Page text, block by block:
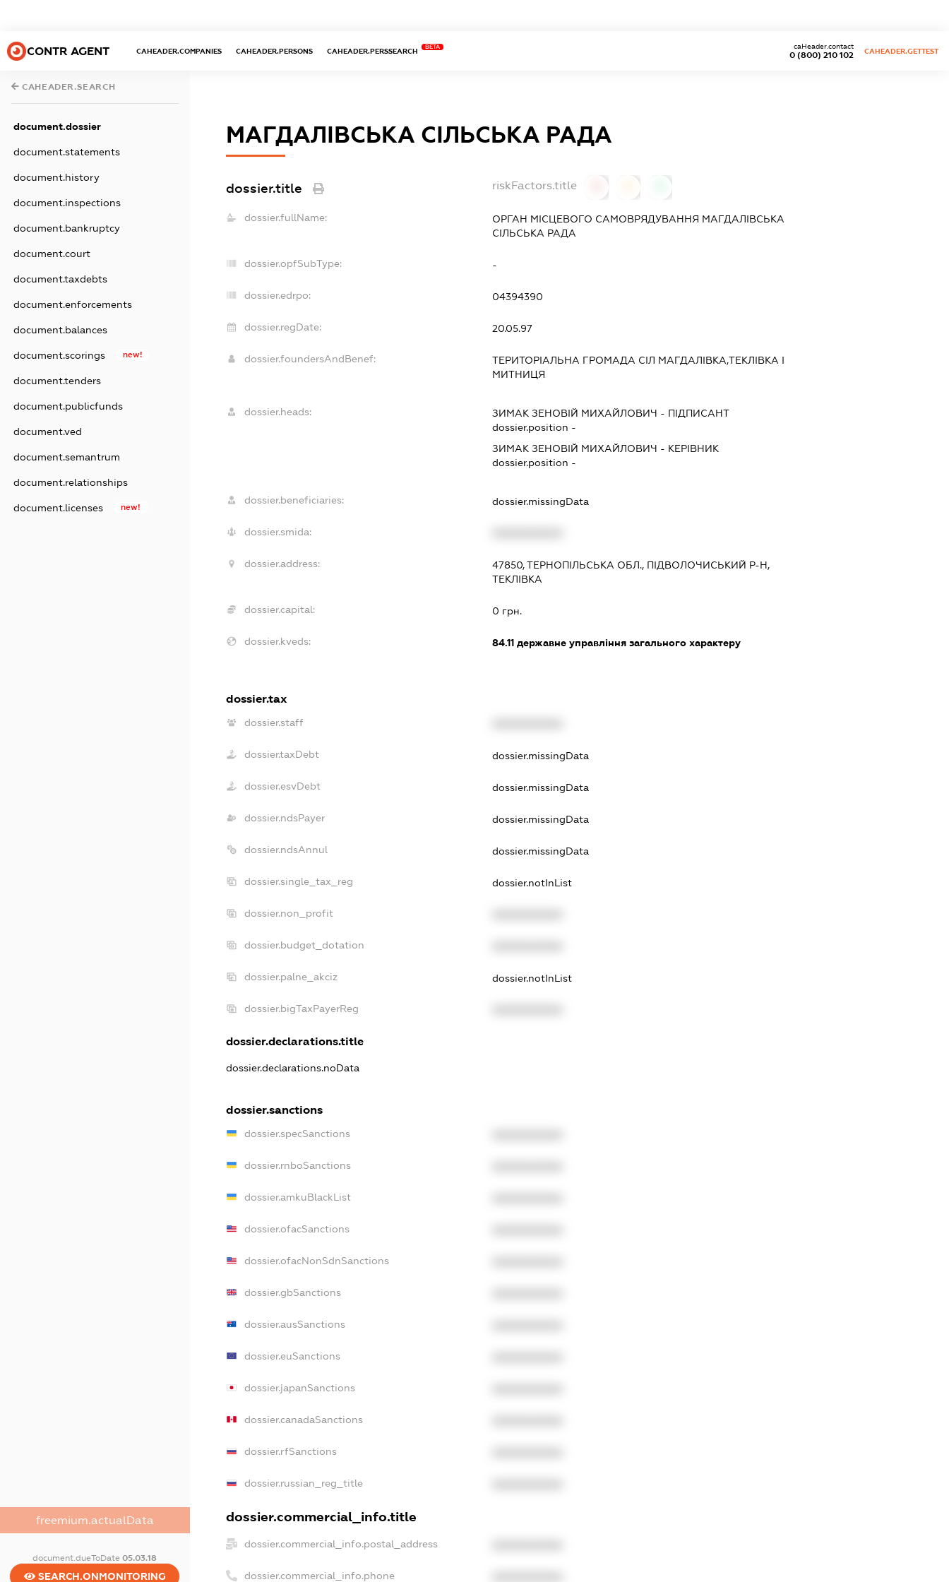
CONTR AGENT CAHEADER.COMPANIES CAHEADER.PERSONS CAHEADER.PERSSEARCH
BETA
0 (800) 210 102
caHeader.contact
CAHEADER.GETTEST
CAHEADER.SEARCH
document.dossier
document.statements
document.history
document.inspections
document.bankruptcy
document.court
document.taxdebts
document.enforcements
document.balances
document.scorings new!
document.tenders
document.publicfunds
document.ved
document.semantrum
document.relationships
document.licenses new!
freemium.actualData
document.dueToDate05.03.18
SEARCH.ONMONITORING
МАГДАЛІВСЬКА СІЛЬСЬКА РАДА
dossier.title riskFactors.title
dossier.fullName: ОРГАН МІСЦЕВОГО САМОВРЯДУВАННЯ МАГДАЛІВСЬКА
СІЛЬСЬКА РАДА
dossier.opfSubType: -
dossier.edrpo: 04394390
dossier.regDate: 20.05.97
dossier.foundersAndBenef:
ТЕРИТОРІАЛЬНА ГРОМАДА СІЛ МАГДАЛІВКА,ТЕКЛІВКА І
МИТНИЦЯ
dossier.heads: ЗИМАК ЗЕНОВІЙ МИХАЙЛОВИЧ - ПІДПИСАНТ
dossier.position -
ЗИМАК ЗЕНОВІЙ МИХАЙЛОВИЧ - КЕРІВНИК
dossier.position -
dossier.beneficiaries: dossier.missingData
dossier.smida:
dossier.address:
47850, ТЕРНОПІЛЬСЬКА ОБЛ., ПІДВОЛОЧИСЬКИЙ Р-Н,
ТЕКЛІВКА
dossier.capital: 0 грн.
dossier.kveds: 84.11 державне управління загального характеру
dossier.tax
dossier.staff
dossier.taxDebt dossier.missingData
dossier.esvDebt dossier.missingData
dossier.ndsPayer dossier.missingData
dossier.ndsAnnul dossier.missingData
dossier.single_tax_reg dossier.notInList
dossier.non_profit
dossier.budget_dotation
dossier.palne_akciz dossier.notInList
dossier.bigTaxPayerReg
dossier.declarations.title
dossier.declarations.noData
dossier.sanctions
dossier.specSanctions
dossier.rnboSanctions
dossier.amkuBlackList
dossier.ofacSanctions
dossier.ofacNonSdnSanctions
dossier.gbSanctions
dossier.ausSanctions
dossier.euSanctions
dossier.japanSanctions
dossier.canadaSanctions
dossier.rfSanctions
dossier.russian_reg_title
dossier.commercial_info.title
dossier.commercial_info.postal_address
dossier.commercial_info.phone